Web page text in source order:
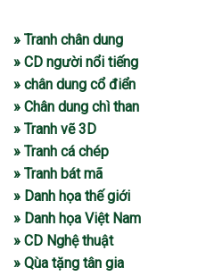
» Tranh chân dung
» CD người nổi tiếng
» chân dung cổ điển
» Chân dung chì than
» Tranh vẽ 3D
» Tranh cá chép
» Tranh bát mã
» Danh họa thế giới
» Danh họa Việt Nam
» CD Nghệ thuật
» Qùa tặng tân gia